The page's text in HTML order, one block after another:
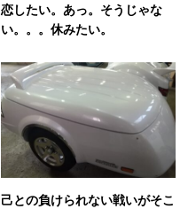
恋したい。あっ。そうじゃな
い。。。休みたい。
己との負けられない戦いがそこ